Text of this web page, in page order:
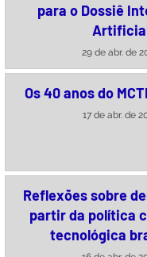
para o Dossiê
29 de abr. de
Os 40 anos do
17 de abr. de
Reflexões sobre
partir da política
tecnológica